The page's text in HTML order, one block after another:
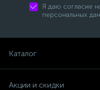
Я даю согласие
персональных
Каталог
Акции и скидки